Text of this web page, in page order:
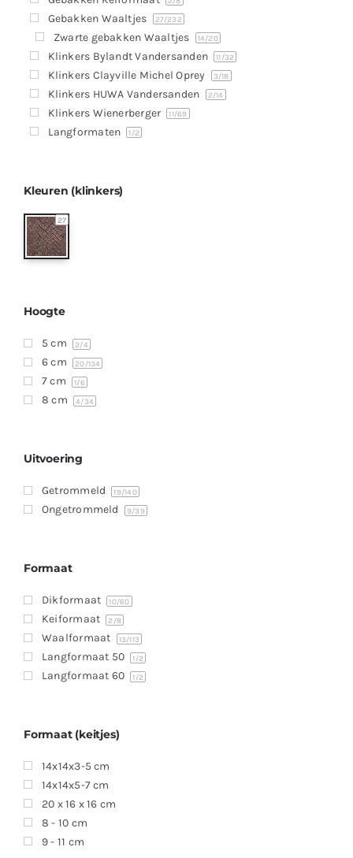
Contact
Offerte aanvragen
Gebakken Waaltjes 27/232
Zwarte gebakken Waaltjes 14/20
Klinkers Bylandt Vandersanden 11/32
Klinkers Clayville Michel Oprey 3/18
Klinkers HUWA Vandersanden 2/14
Klinkers Wienerberger 11/69
Langformaten 1/2
Kleuren (klinkers)
27
Hoogte
5 cm 2/4
6 cm 20/134
7 cm 1/6
8 cm 4/34
Uitvoering
Getrommeld 19/140
Ongetrommeld 9/39
Formaat
Dikformaat 10/60
Keiformaat 2 /8
Waalformaat 13/113
Langformaat 50 1/2
Langformaat 60 1/2
Formaat (keitjes)
14x14x3-5 cm
14x14x5-7 cm
20 x 16 x 16 cm
8 - 10 cm
9 - 11 cm